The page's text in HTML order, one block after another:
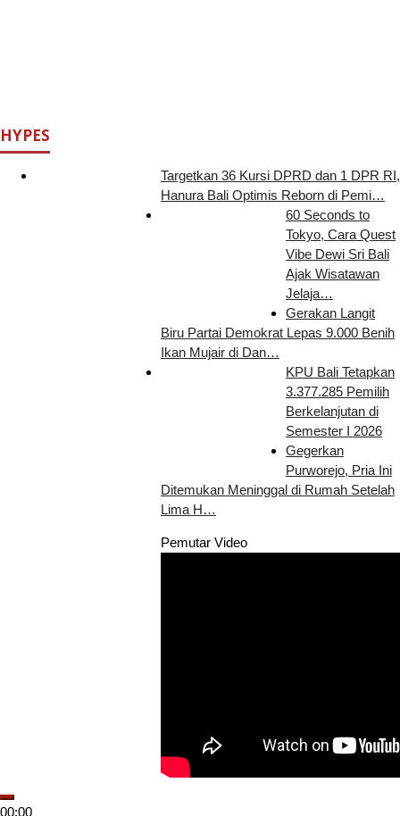
HYPES
Targetkan 36 Kursi DPRD dan 1 DPR RI,
Hanura Bali Optimis Reborn di Pemi…
60 Seconds to
Tokyo, Cara Quest
Vibe Dewi Sri Bali
Ajak Wisatawan
Jelaja…
Gerakan Langit
Biru Partai Demokrat Lepas 9.000 Benih
Ikan Mujair di Dan…
KPU Bali Tetapkan
3.377.285 Pemilih
Berkelanjutan di
Semester I 2026
Gegerkan
Purworejo, Pria Ini
Ditemukan Meninggal di Rumah Setelah
Lima H…
Pemutar Video
00:00